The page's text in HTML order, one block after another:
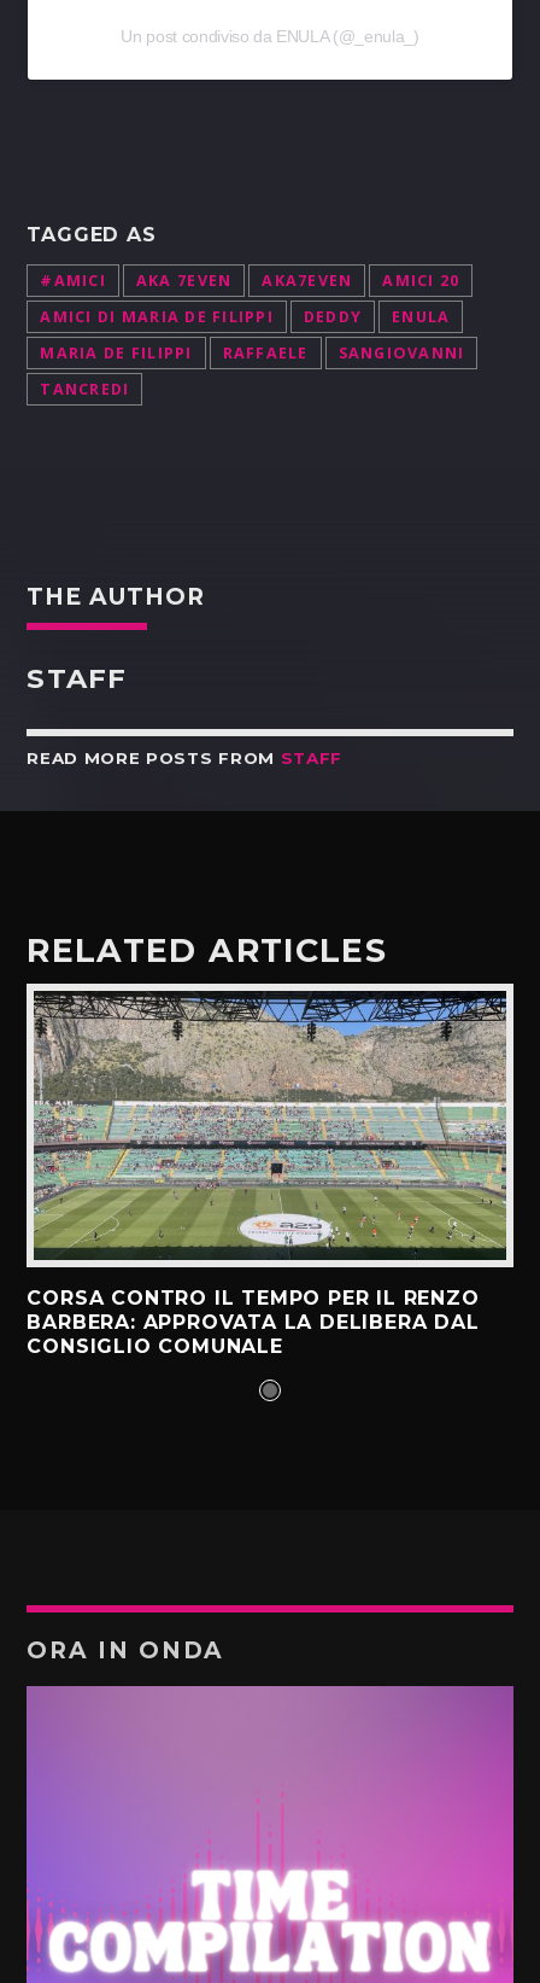
Un post condiviso da ENULA (@_enula_)
TAGGED AS
#AMICI AKA 7EVEN AKA7EVEN
AMICI 20
AMICI DI MARIA DE FILIPPI
DEDDY
ENULA
MARIA DE FILIPPI
RAFFAELE
SANGIOVANNI
TANCREDI
THE AUTHOR
STAFF
READ MORE POSTS FROM STAFF
RELATED ARTICLES
CORSA CONTRO IL TEMPO PER IL RENZO
BARBERA: APPROVATA LA DELIBERA DAL
CONSIGLIO COMUNALE
ORA IN ONDA